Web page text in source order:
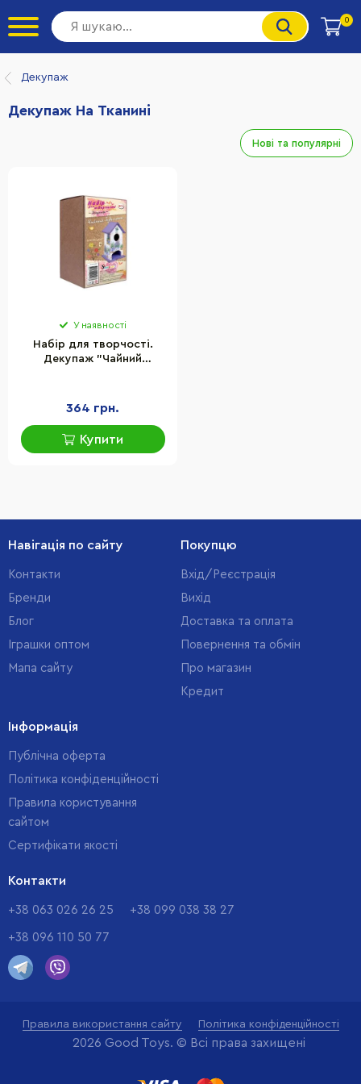
0
Декупаж
Декупаж На Тканині
Нові та популярні
У наявності
Набір для творчості.
Декупаж "Чайний
364 грн.
Купити
Навігація по сайту
Контакти
Бренди
Блог
Іграшки оптом
Мапа сайту
Покупцю
Вхід/Реєстрація
Вихід
Доставка та оплата
Повернення та обмін
Про магазин
Кредит
Інформація
Публічна оферта
Політика конфіденційності
Правила користування
сайтом
Cертифікати якості
Контакти
+38 063 026 26 25 +38 099 038 38 27
+38 096 110 50 77
Правила використання сайту Політика конфіденційності
2026 Good Toys. © Всі права захищені